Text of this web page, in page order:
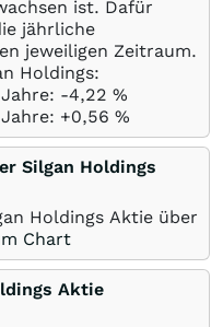
ist. Dafür
jährliche
jeweiligen Zeitraum.
Holdings:
-4,22 %
+0,56 %
Silgan Holdings
Holdings Aktie über
Chart
Aktie